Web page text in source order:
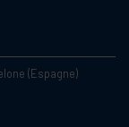
(Espagne)